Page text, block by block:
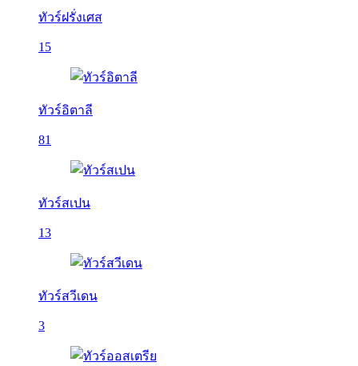
ทัวร์ฝรั่งเศส
15
ทัวร์อิตาลี
81
ทัวร์สเปน
13
ทัวร์สวีเดน
3